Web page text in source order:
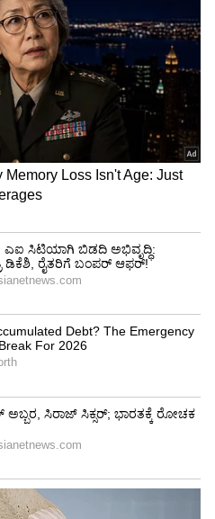
ಸಾಲಿನ ಐಪಿಎಲ್‌ನಲ್ಲಿ
ಘೋಷಿಸಿ, ಹರಾಜಿನಲ್ಲಿ
ಅವರನ್ನು ರಾಜಸ್ಥಾನ
ತನ್ನಲ್ಲೇ
ಆದರೆ 5 ಬಾರಿಯ ಐಪಿಎಲ್
8 ಕೋಟಿ ರುಪಾಯಿ
ಸೆಳೆದುಕೊಂಡಿತ್ತು.